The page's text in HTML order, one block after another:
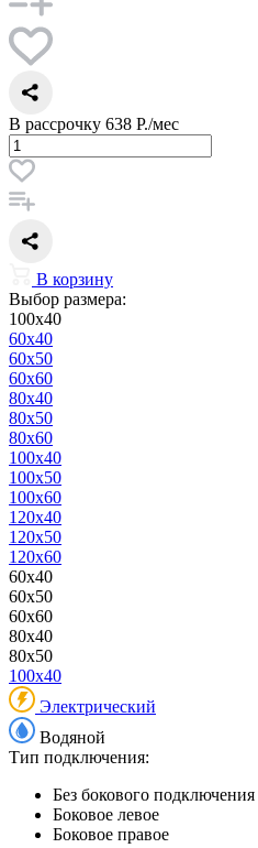
В рассрочку 638 Р./мес
В корзину
Выбор размера:
100x40
60x40
60x50
60x60
80x40
80x50
80x60
100x40
100x50
100x60
120x40
120x50
120x60
60x40
60x50
60x60
80x40
80x50
100x40
Электрический
Водяной
Тип подключения:
Без бокового подключения
Боковое левое
Боковое правое